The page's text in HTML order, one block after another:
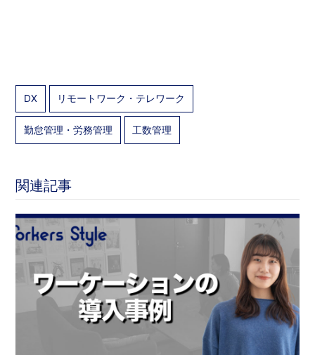
DX リモートワーク・テレワーク
勤怠管理・労務管理 工数管理
関連記事